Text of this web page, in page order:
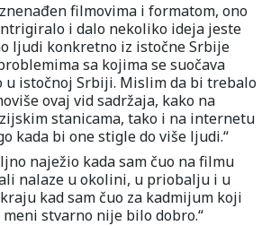
filmovima i formatom, ono
i dalo nekoliko ideja jeste
ljudi konkretno iz istočne Srbije
sa kojima se suočava
u istočnoj Srbiji. Mislim da bi trebalo
ovaj vid sadržaja, kako na
stanicama, tako i na internetu
kada bi one stigle do više ljudi.“
naježio kada sam čuo na filmu
nalaze u okolini, u priobalju i u
kad sam čuo za kadmijum koji
stvarno nije bilo dobro.“